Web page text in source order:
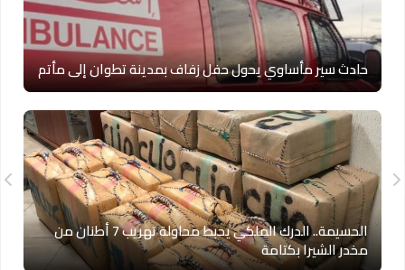
حادث سير مأساوي يحول حفل زفاف بمدينة تطوان إلى مأتم
الحسيمة.. الدرك الملكي يحبط محاولة تهريب 7 أطنان من
مخدر الشيرا بكتامة